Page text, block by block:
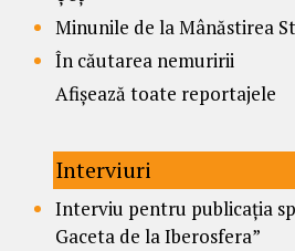
Minunile de la Mânăstirea
În căutarea nemuririi
Afișează toate reportajele
Interviuri
Interviu pentru publicația
Gaceta de la Iberosfera”